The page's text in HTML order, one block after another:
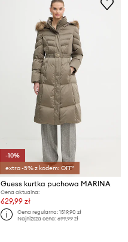
-10%
extra -5% z kodem: OFF*
Guess kurtka puchowa MARINA
Cena aktualna:
629,99 zł
Cena regularna:1519,90 zł
Najniższa cena:699,99 zł